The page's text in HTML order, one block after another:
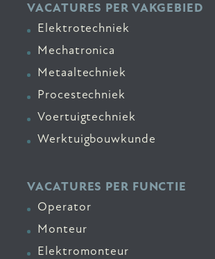
VACATURES PER VAKGEBIED
Elektrotechniek
Mechatronica
Metaaltechniek
Procestechniek
Voertuigtechniek
Werktuigbouwkunde
VACATURES PER FUNCTIE
Operator
Monteur
Elektromonteur